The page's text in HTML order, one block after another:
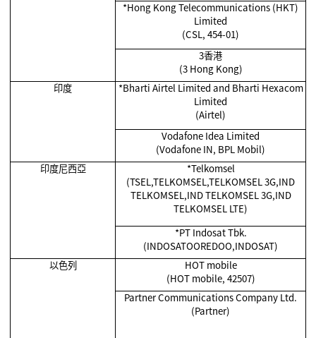
*Hong Kong Telecommunications (HKT)
Limited
(CSL, 454-01)
3香港
(3 Hong Kong)
印度
*Bharti Airtel Limited and Bharti Hexacom
Limited
(Airtel)
Vodafone Idea Limited
(Vodafone IN, BPL Mobil)
印度尼西亞
*Telkomsel
(TSEL,TELKOMSEL,TELKOMSEL 3G,IND
TELKOMSEL,IND TELKOMSEL 3G,IND
TELKOMSEL LTE)
*PT Indosat Tbk.
(INDOSATOOREDOO,INDOSAT)
以色列
HOT mobile
(HOT mobile, 42507)
Partner Communications Company Ltd.
(Partner)